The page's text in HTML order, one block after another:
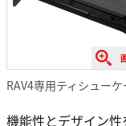
RAV4専用ティシュー
機能性とデザイン